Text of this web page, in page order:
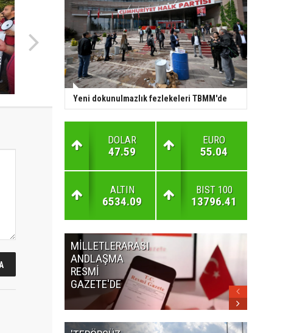
Yeni dokunulmazlık fezlekeleri TBMM'de
DOLAR
47.59
EURO
55.04
ALTIN
6534.09
BIST 100
13796.41
MİLLETLERARASI
ANDLAŞMA
RESMİ
GAZETE'DE